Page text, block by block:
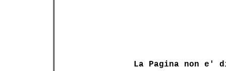
La Pagina non e'